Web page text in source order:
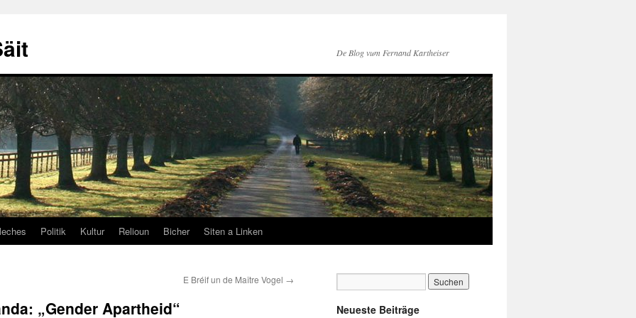
De Blog vum Fernand Kartheiser
Politik Kultur Relioun Bicher Siten a Linken
E Bréif un de Maître Vogel →
„Gender Apartheid“ Neueste Beiträge